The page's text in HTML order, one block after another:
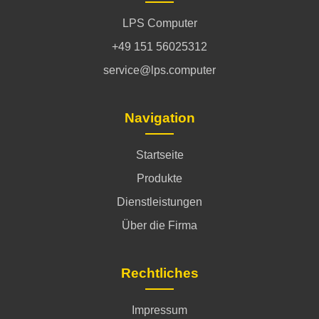
LPS Computer
+49 151 56025312
service@lps.computer
Navigation
Startseite
Produkte
Dienstleistungen
Über die Firma
Rechtliches
Impressum